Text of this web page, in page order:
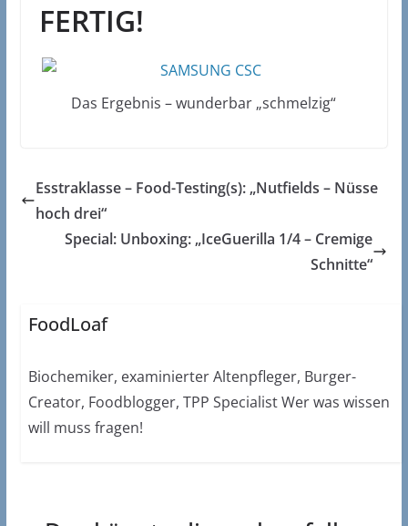
FERTIG!
Das Ergebnis – wunderbar „schmelzig“
Esstraklasse – Food-Testing(s): „Nutfields – Nüsse
hoch drei“
Special: Unboxing: „IceGuerilla 1/4 – Cremige
Schnitte“
FoodLoaf
Biochemiker, examinierter Altenpfleger, Burger-
Creator, Foodblogger, TPP Specialist Wer was wissen
will muss fragen!